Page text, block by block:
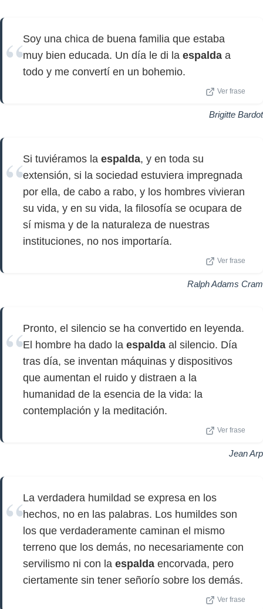
Soy una chica de buena familia que estaba
muy bien educada. Un día le di la espalda a
todo y me convertí en un bohemio.
Ver frase
Brigitte Bardot
Si tuviéramos la espalda, y en toda su
extensión, si la sociedad estuviera impregnada
por ella, de cabo a rabo, y los hombres vivieran
su vida, y en su vida, la filosofía se ocupara de
sí misma y de la naturaleza de nuestras
instituciones, no nos importaría.
Ver frase
Ralph Adams Cram
Pronto, el silencio se ha convertido en leyenda.
El hombre ha dado la espalda al silencio. Día
tras día, se inventan máquinas y dispositivos
que aumentan el ruido y distraen a la
humanidad de la esencia de la vida: la
contemplación y la meditación.
Ver frase
Jean Arp
La verdadera humildad se expresa en los
hechos, no en las palabras. Los humildes son
los que verdaderamente caminan el mismo
terreno que los demás, no necesariamente con
servilismo ni con la espalda encorvada, pero
ciertamente sin tener señorío sobre los demás.
Ver frase